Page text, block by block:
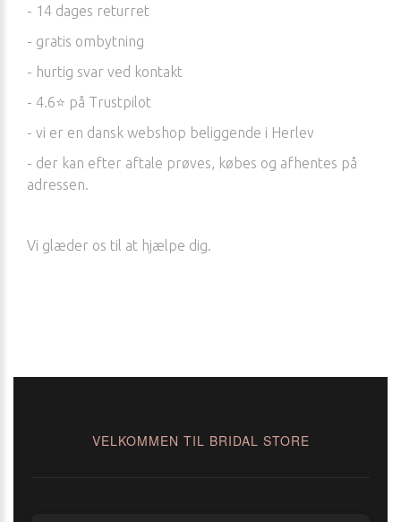
- 14 dages returret
- gratis ombytning
- hurtig svar ved kontakt
- 4.6⭐️ på Trustpilot
- vi er en dansk webshop beliggende i Herlev
- der kan efter aftale prøves, købes og afhentes på
adressen.
Vi glæder os til at hjælpe dig.
VELKOMMEN TIL BRIDAL STORE